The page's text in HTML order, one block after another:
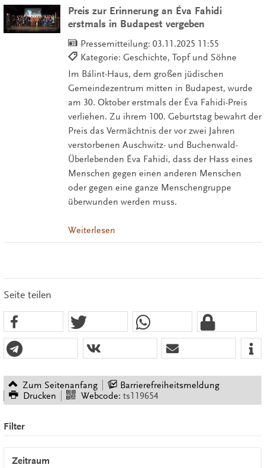
Preis zur Erinnerung an Éva Fahidi
erstmals in Budapest vergeben
Pressemitteilung: 03.11.2025 11:55
Kategorie: Geschichte, Topf und Söhne
Im Bálint-Haus, dem großen jüdischen
Gemeindezentrum mitten in Budapest, wurde
am 30. Oktober erstmals der Éva Fahidi-Preis
verliehen. Zu ihrem 100. Geburtstag bewahrt der
Preis das Vermächtnis der vor zwei Jahren
verstorbenen Auschwitz- und Buchenwald-
Überlebenden Éva Fahidi, dass der Hass eines
Menschen gegen einen anderen Menschen
oder gegen eine ganze Menschengruppe
überwunden werden muss.
Weiterlesen
Seite teilen
Zum Seitenanfang
Barrierefreiheitsmeldung
Drucken
Webcode: ts119654
Filter
Zeitraum